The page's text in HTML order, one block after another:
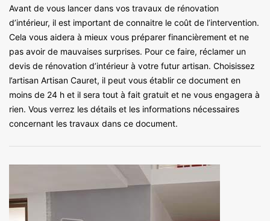
Avant de vous lancer dans vos travaux de rénovation
d’intérieur, il est important de connaitre le coût de l’intervention.
Cela vous aidera à mieux vous préparer financièrement et ne
pas avoir de mauvaises surprises. Pour ce faire, réclamer un
devis de rénovation d’intérieur à votre futur artisan. Choisissez
l’artisan Artisan Cauret, il peut vous établir ce document en
moins de 24 h et il sera tout à fait gratuit et ne vous engagera à
rien. Vous verrez les détails et les informations nécessaires
concernant les travaux dans ce document.